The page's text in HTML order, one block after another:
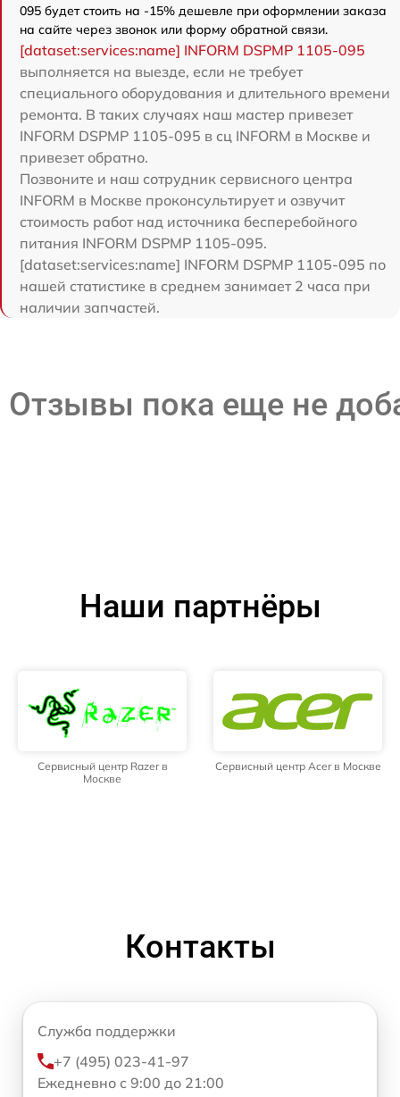
095 будет стоить на -15% дешевле при оформлении заказа
на сайте через звонок или форму обратной связи.
[dataset:services:name] INFORM DSPMP 1105-095
выполняется на выезде, если не требует
специального оборудования и длительного времени
ремонта. В таких случаях наш мастер привезет
INFORM DSPMP 1105-095 в сц INFORM в Москве и
привезет обратно.
Позвоните и наш сотрудник сервисного центра
INFORM в Москве проконсультирует и озвучит
стоимость работ над источника бесперебойного
питания INFORM DSPMP 1105-095.
[dataset:services:name] INFORM DSPMP 1105-095 по
нашей статистике в среднем занимает 2 часа при
наличии запчастей.
Отзывы пока еще не
Наши партнёры
Сервисный центр Razer в
Москве
Сервисный центр Acer в Москве
Контакты
Служба поддержки
+7 (495) 023-41-97
Ежедневно с 9:00 до 21:00